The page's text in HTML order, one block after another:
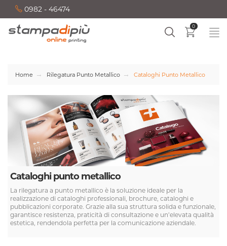
0982 - 46474
0
Home Rilegatura Punto Metallico Cataloghi Punto Metallico
Cataloghi punto metallico
La rilegatura a punto metallico è la soluzione ideale per la
realizzazione di cataloghi professionali, brochure, cataloghi e
pubblicazioni corporate. Grazie alla sua struttura solida e funzionale,
garantisce resistenza, praticità di consultazione e un’elevata qualità
estetica, rendendola perfetta per la comunicazione aziendale.